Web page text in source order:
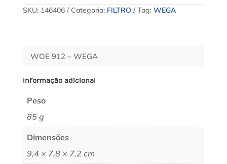
SKU: 146406 Categoria: FILTRO Tag: WEGA
WOE 912 – WEGA
Informação adicional
Peso
85 g
Dimensões
9,4 × 7,8 × 7,2 cm